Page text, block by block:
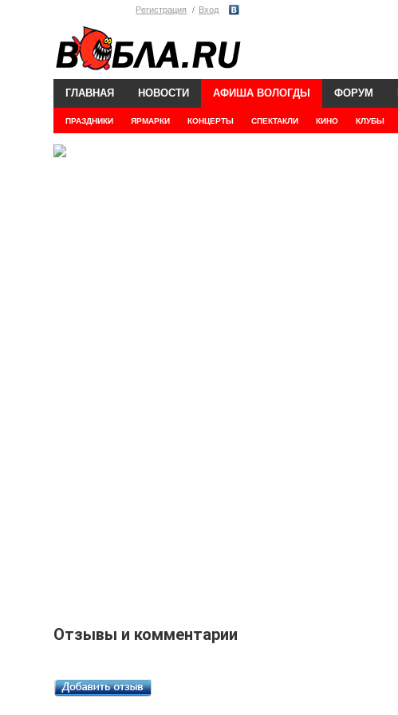
Регистрация Вход
ГЛАВНАЯ НОВОСТИ АФИША ВОЛОГДЫ
ПРАЗДНИКИ ЯРМАРКИ КОНЦЕРТЫ СПЕКТАКЛИ КИНО КЛУБЫ
ФОРУМ
Отзывы и комментарии